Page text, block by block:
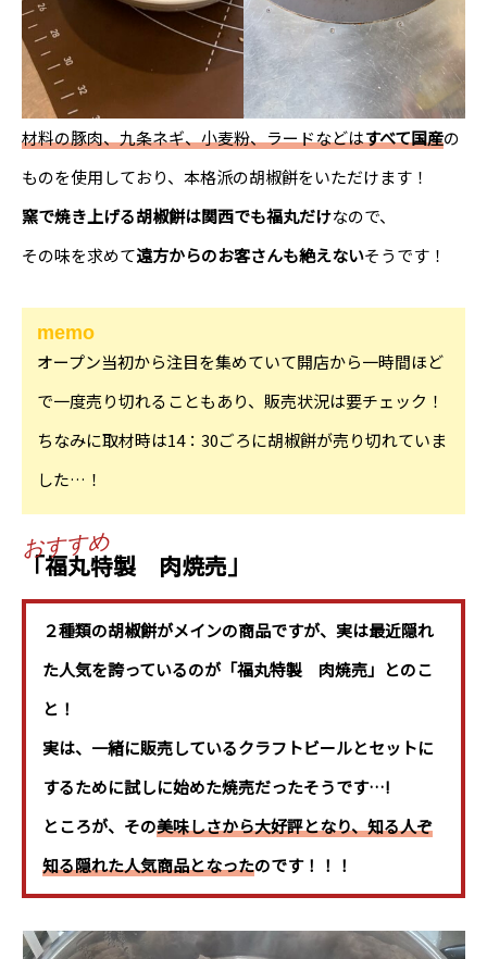
材料の豚肉、九条ネギ、小麦粉、ラードなどはすべて国産の
ものを使用しており、本格派の胡椒餅をいただけます！
窯で焼き上げる胡椒餅は関西でも福丸だけなので、
その味を求めて遠方からのお客さんも絶えないそうです！
memo
オープン当初から注目を集めていて開店から一時間ほど
で一度売り切れることもあり、販売状況は要チェック！
ちなみに取材時は14：30ごろに胡椒餅が売り切れていま
した…！
「福丸特製 肉焼売」
２種類の胡椒餅がメインの商品ですが、実は最近隠れ
た人気を誇っているのが「福丸特製 肉焼売」 とのこ
と！
実は、一緒に販売しているクラフトビールとセットに
するために試しに始めた焼売だったそうです…!
ところが、その美味しさから大好評となり、知る人ぞ
知る隠れた人気商品となったのです！！！